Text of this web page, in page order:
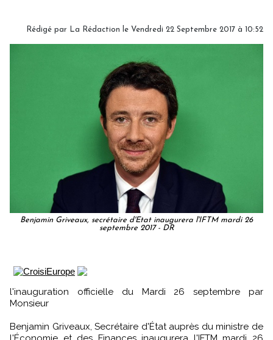
Rédigé par La Rédaction le Vendredi 22 Septembre 2017 à 10:52
Benjamin Griveaux, secrétaire d'Etat inaugurera l'IFTM mardi 26
septembre 2017 - DR
l'inauguration officielle du Mardi 26 septembre par
Monsieur
Benjamin Griveaux, Secrétaire d'État auprès du ministre de